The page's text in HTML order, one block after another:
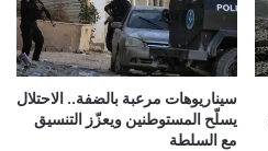
سيناريوهات مرعبة بالضفة.. الاحتلال
يسلّح المستوطنين ويعزّز التنسيق
مع السلطة